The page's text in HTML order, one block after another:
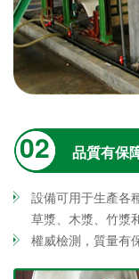
02 品質有保
設備可用于生產各
草漿、木漿、竹漿
權威檢測，質量有